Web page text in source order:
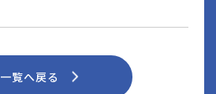
一覧へ戻る